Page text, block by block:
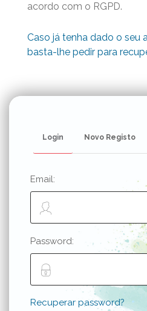
acordo com o RGPD.
Caso já tenha dado o seu
basta-lhe pedir para
Login Novo Registo
Email:
Password:
Recuperar password?